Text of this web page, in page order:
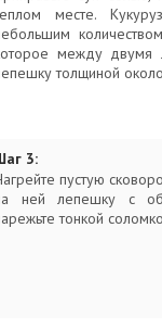
месте.
между двумя
толщиной
3:
пустую
ней лепешку с
тонкой